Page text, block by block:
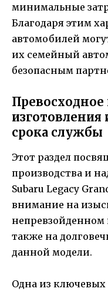
минимальные
Благодаря этим
автомобилей
их семейный
безопасным
Превосходное
срока службы
Этот раздел
производства и
Subaru Legacy
внимание на
непревзойденном
также на
данной модели.
Одна из ключевых